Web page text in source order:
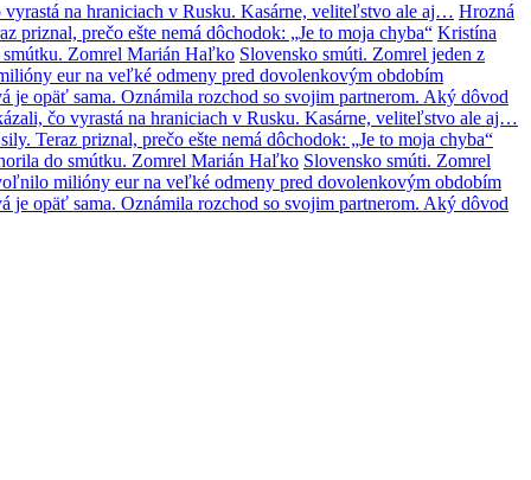
na hraniciach v Rusku. Kasárne, veliteľstvo ale aj… Hrozná
prečo ešte nemá dôchodok: „Je to moja chyba“ Kristína
smútku. Zomrel Marián Haľko Slovensko smúti. Zomrel jeden z
eur na veľké odmeny pred dovolenkovým obdobím
je opäť sama. Oznámila rozchod so svojim partnerom. Aký dôvod
čo vyrastá na hraniciach v Rusku. Kasárne, veliteľstvo ale aj…
Teraz priznal, prečo ešte nemá dôchodok: „Je to moja chyba“
do smútku. Zomrel Marián Haľko Slovensko smúti. Zomrel
milióny eur na veľké odmeny pred dovolenkovým obdobím
je opäť sama. Oznámila rozchod so svojim partnerom. Aký dôvod